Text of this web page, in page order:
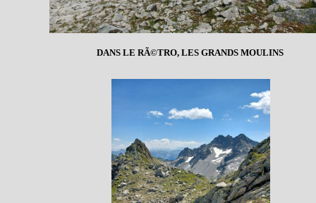
DANS LE RÃ©TRO, LES GRANDS MOULINS